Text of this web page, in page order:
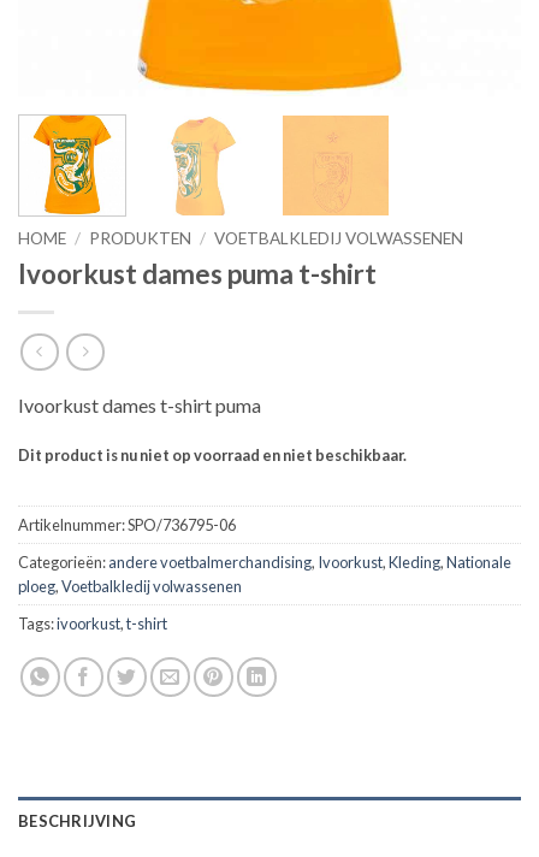
HOME / PRODUKTEN / VOETBALKLEDIJ VOLWASSENEN
Ivoorkust dames puma t-shirt
Ivoorkust dames t-shirt puma
Dit product is nu niet op voorraad en niet beschikbaar.
Artikelnummer:SPO/736795-06
Categorieën:andere voetbalmerchandising, Ivoorkust,Kleding,Nationale
ploeg,Voetbalkledij volwassenen
Tags:ivoorkust,t-shirt
BESCHRIJVING